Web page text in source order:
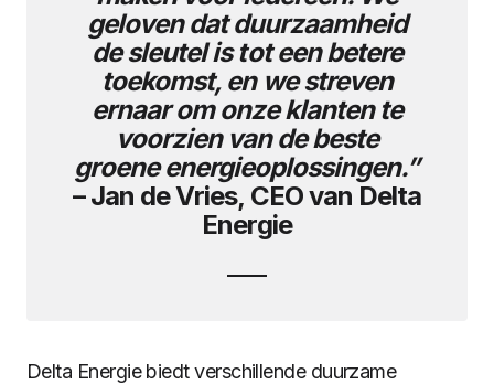
geloven dat duurzaamheid
de sleutel is tot een betere
toekomst, en we streven
ernaar om onze klanten te
voorzien van de beste
groene energieoplossingen.”
– Jan de Vries, CEO van Delta
Energie
Delta Energie biedt verschillende duurzame